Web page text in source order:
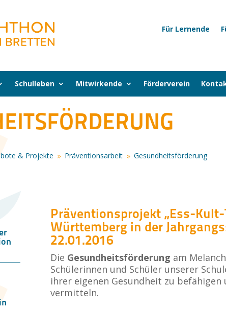
Für Lernende
Schulleben Mitwirkende Förderverein
& Projekte 9 Präventionsarbeit 9 Gesundheitsförderung
Präventionsprojekt „Ess-
Württemberg in der
22.01.2016
Die Gesundheitsförderung am
Schülerinnen und Schüler unserer
ihrer eigenen Gesundheit zu
vermitteln.